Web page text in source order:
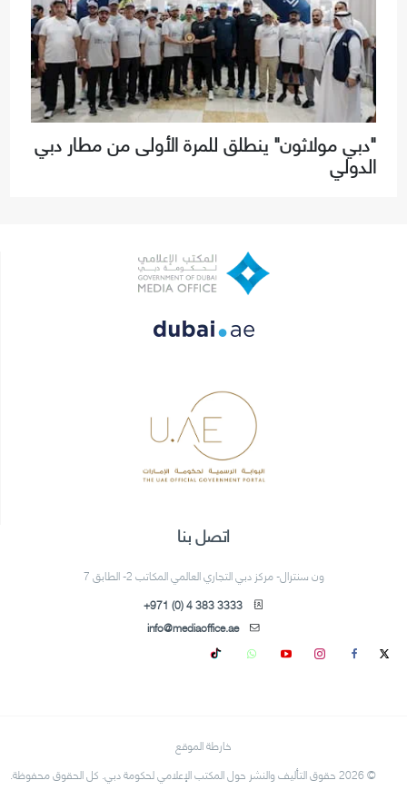
"دبي مولاثون" ينطلق للمرة الأولى من مطار دبي
الدولي
اتصل بنا
ون سنترال- مركز دبي التجاري العالمي المكاتب 2- الطابق 7
+971 (0) 4 383 3333
info@mediaoffice.ae
خارطة الموقع
© 2026 حقوق التأليف والنشر حول المكتب الإعلامي لحكومة دبي. كل الحقوق محفوظة.